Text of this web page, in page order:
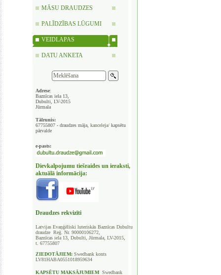
MĀSU DRAUDZES
PALĪDZĪBAS LŪGUMI
VEIDLAPAS
DATU ANKETA
Adrese:
Baznīcas iela 13,
Dubulti, LV-2015
Jūrmala
Tālrunis:
67755807 - draudzes māja, kanceleja/ kapsētu
pārvalde
e-pasts:
Dievkalpojumu tiešraides un ieraksti,
aktuālā informācija:
Draudzes rekvizīti
Latvijas Evaņģēliski luteriskās Baznīcas Dubultu
draudze Reģ. Nr. 90000106272,
Baznīcas iela 13, Dubulti, Jūrmala, LV-2015,
t. 67755807
ZIEDOTĀJIEM: Swedbank konts
LV81HABA0551018959634
KAPSĒTU MAKSĀJUMIEM Swedbank